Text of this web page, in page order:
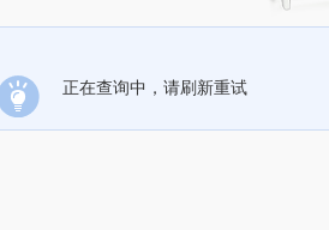
正在查询中，请刷新重试